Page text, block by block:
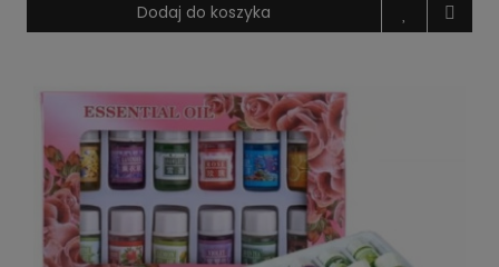
Dodaj do koszyka